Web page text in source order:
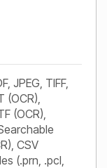
JPEG, TIFF,
(OCR),
(OCR),
CSV
(.prn, .pcl,